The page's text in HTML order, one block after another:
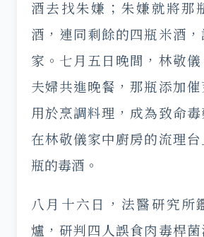
酒去找朱嫌；朱嫌就將那
酒，連同剩餘的四瓶米酒
家。七月五日晚間，林敬
夫婦共進晚餐，那瓶添加催
用於烹調料理，成為致命毒
在林敬儀家中廚房的流理
瓶的毒酒。
八月十六日，法醫研究所
爐，研判四人誤食肉毒桿